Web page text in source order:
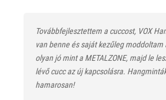
Továbbfejlesztettem a cuccost, VOX
van benne és saját kezűleg moddoltam
olyan jó mint a METALZONE, majd le
lévő cucc az új kapcsolásra.
hamarosan!